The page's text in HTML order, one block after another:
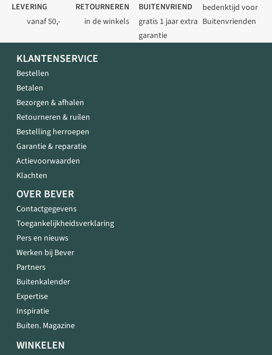
LEVERING
vanaf 50,-
RETOURNEREN
in de winkels
BUITENVRIEND
gratis 1 jaar extra
garantie
bedenktijd voor
Buitenvrienden
KLANTENSERVICE
Bestellen
Betalen
Bezorgen & afhalen
Retourneren & ruilen
Bestelling herroepen
Garantie & reparatie
Actievoorwaarden
Klachten
OVER BEVER
Contactgegevens
Toegankelijkheidsverklaring
Pers en nieuws
Werken bij Bever
Partners
Buitenkalender
Expertise
Inspiratie
Buiten. Magazine
WINKELEN